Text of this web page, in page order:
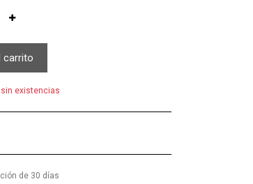
carrito
existencias
de 30 días